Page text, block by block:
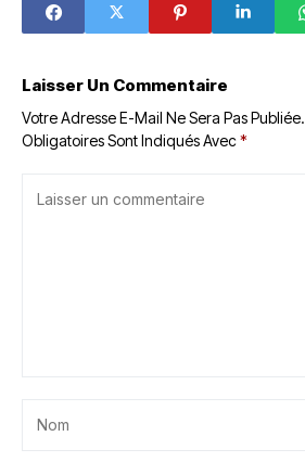
Laisser Un Commentaire
Votre Adresse E-Mail Ne Sera Pas Publiée.
Obligatoires Sont Indiqués Avec*